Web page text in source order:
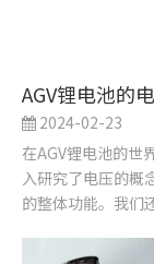
AGV锂电池的
2024-02-23
在AGV锂电池的世
入研究了电压的概
的整体功能。我们